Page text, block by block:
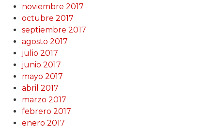
noviembre 2017
octubre 2017
septiembre 2017
agosto 2017
julio 2017
junio 2017
mayo 2017
abril 2017
marzo 2017
febrero 2017
enero 2017